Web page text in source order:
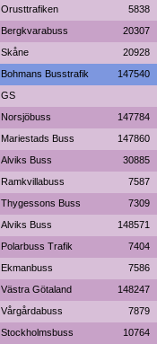
Orusttrafiken 5838
Bergkvarabuss 20307
Skåne 20928
Bohmans Busstrafik 147540
GS
Norsjöbuss 147784
Mariestads Buss 147860
Alviks Buss 30885
Ramkvillabuss 7587
Thygessons Buss 7309
Alviks Buss 148571
Polarbuss Trafik 7404
Ekmanbuss 7586
Västra Götaland 148247
Vårgårdabuss 7879
Stockholmsbuss 10764